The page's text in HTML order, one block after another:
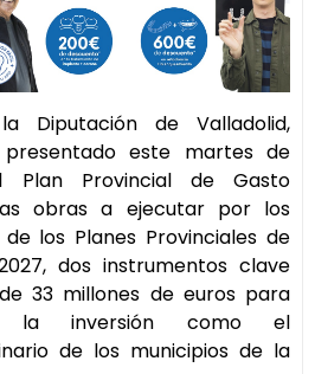
Diputación de Valladolid,
este martes de
Plan Provincial de Gasto
obras a ejecutar por los
los Planes Provinciales de
dos instrumentos clave
33 millones de euros para
la inversión como el
de los municipios de la